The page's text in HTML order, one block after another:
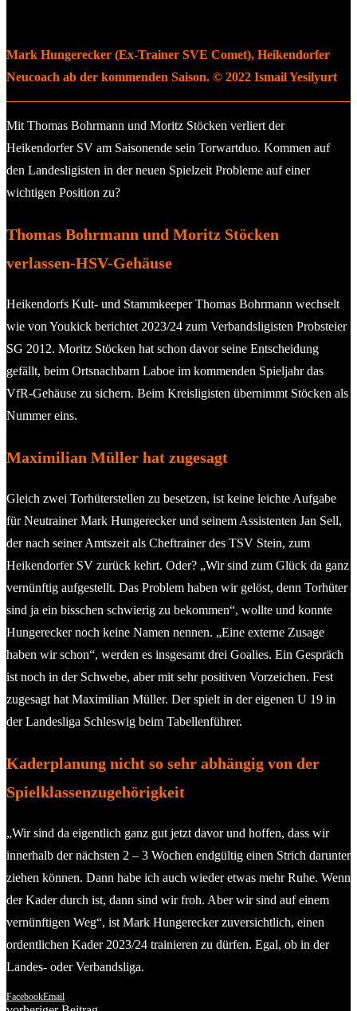
Mark Hungerecker (Ex-Trainer SVE Comet), Heikendorfer
Neucoach ab der kommenden Saison. © 2022 Ismail Yesilyurt
Mit Thomas Bohrmann und Moritz Stöcken verliert der
Heikendorfer SV am Saisonende sein Torwartduo. Kommen auf
den Landesligisten in der neuen Spielzeit Probleme auf einer
wichtigen Position zu?
Thomas Bohrmann und Moritz Stöcken
verlassen-HSV-Gehäuse
Heikendorfs Kult- und Stammkeeper Thomas Bohrmann wechselt
wie von Youkick berichtet 2023/24 zum Verbandsligisten Probsteier
SG 2012. Moritz Stöcken hat schon davor seine Entscheidung
gefällt, beim Ortsnachbarn Laboe im kommenden Spieljahr das
VfR-Gehäuse zu sichern. Beim Kreisligisten übernimmt Stöcken als
Nummer eins.
Maximilian Müller hat zugesagt
Gleich zwei Torhüterstellen zu besetzen, ist keine leichte Aufgabe
für Neutrainer Mark Hungerecker und seinem Assistenten Jan Sell,
der nach seiner Amtszeit als Cheftrainer des TSV Stein, zum
Heikendorfer SV zurück kehrt. Oder? „Wir sind zum Glück da ganz
vernünftig aufgestellt. Das Problem haben wir gelöst, denn Torhüter
sind ja ein bisschen schwierig zu bekommen“, wollte und konnte
Hungerecker noch keine Namen nennen. „Eine externe Zusage
haben wir schon“, werden es insgesamt drei Goalies. Ein Gespräch
ist noch in der Schwebe, aber mit sehr positiven Vorzeichen. Fest
zugesagt hat Maximilian Müller. Der spielt in der eigenen U 19 in
der Landesliga Schleswig beim Tabellenführer.
Kaderplanung nicht so sehr abhängig von der
Spielklassenzugehörigkeit
„Wir sind da eigentlich ganz gut jetzt davor und hoffen, dass wir
innerhalb der nächsten 2 – 3 Wochen endgültig einen Strich darunter
ziehen können. Dann habe ich auch wieder etwas mehr Ruhe. Wenn
der Kader durch ist, dann sind wir froh. Aber wir sind auf einem
vernünftigen Weg“, ist Mark Hungerecker zuversichtlich, einen
ordentlichen Kader 2023/24 trainieren zu dürfen. Egal, ob in der
Landes- oder Verbandsliga.
FacebookEmail